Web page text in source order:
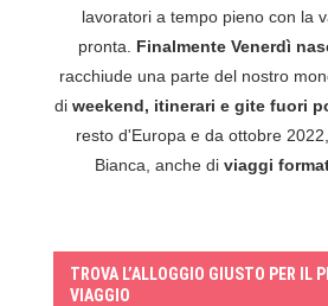
lavoratori a tempo pieno con la
pronta. Finalmente Venerdì
racchiude una parte del nostro
di weekend, itinerari e gite fuori
resto d'Europa e da ottobre
Bianca, anche di viaggi
TROVA L’ALLOGGIO GIUSTO PER IL
VIAGGIO